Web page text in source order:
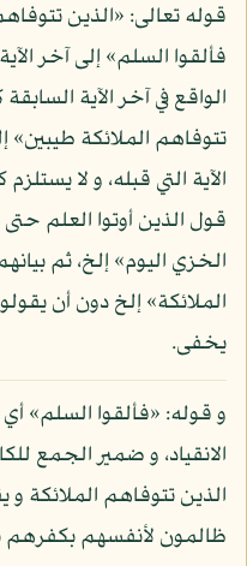
قوله تعالى: «الذين
فألقوا السلم» إلى آخر
الواقع في آخر الآية
تتوفاهم الملائكة طيبين»
الآية التي قبله، و لا
قول الذين أوتوا العلم
الخزي اليوم» إلخ، ثم
الملائكة» إلخ دون أن
يخفى.
و قوله: «فألقوا السلم»
الانقياد، و ضمير الجمع
الذين تتوفاهم الملائكة
ظالمون لأنفسهم بكفرهم